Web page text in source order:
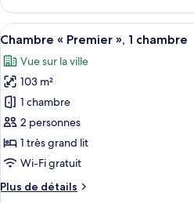
chambre
le
type
de
Chambre
Exécutive,
chambre
Afficher
toutes
les
photos
pour
ce
type
de
chambre :
Chambre
5
Chambre « Premier », 1 chambre
Vue sur la ville
103 m²
1 chambre
2 personnes
1 très grand lit
Wi-Fi gratuit
Plus de détails
Plus